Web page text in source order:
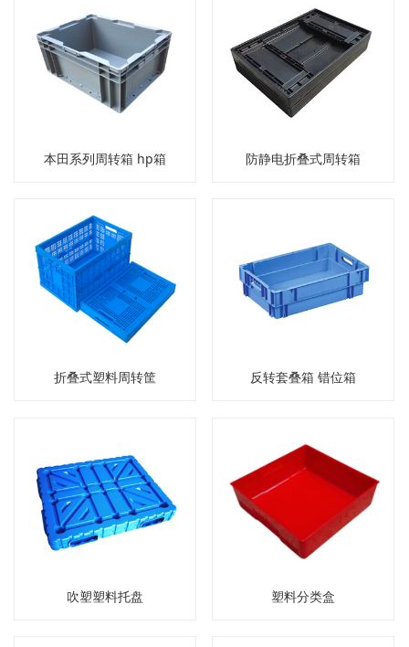
本田系列周转箱 hp箱 防静电折叠式周转箱
折叠式塑料周转筐 反转套叠箱 错位箱
吹塑塑料托盘 塑料分类盒